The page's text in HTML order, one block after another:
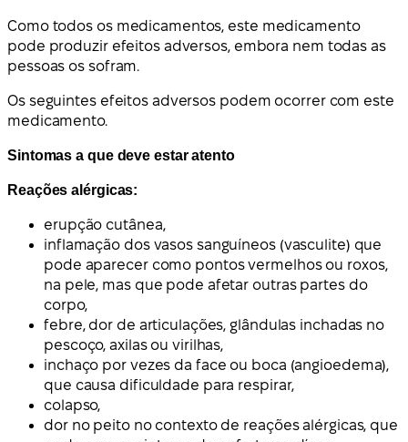
Como todos os medicamentos, este medicamento
pode produzir efeitos adversos, embora nem todas as
pessoas os sofram.
Os seguintes efeitos adversos podem ocorrer com este
medicamento.
Sintomas a que deve estar atento
Reações alérgicas:
erupção cutânea,
inflamação dos vasos sanguíneos (vasculite) que
pode aparecer como pontos vermelhos ou roxos,
na pele, mas que pode afetar outras partes do
corpo,
febre, dor de articulações, glândulas inchadas no
pescoço, axilas ou virilhas,
inchaço por vezes da face ou boca (angioedema),
que causa dificuldade para respirar,
colapso,
dor no peito no contexto de reações alérgicas, que